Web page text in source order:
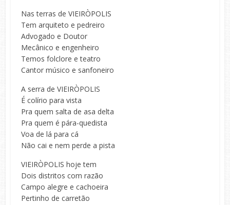
Nas terras de VIEIRÒPOLIS
Tem arquiteto e pedreiro
Advogado e Doutor
Mecânico e engenheiro
Temos folclore e teatro
Cantor músico e sanfoneiro
A serra de VIEIRÒPOLIS
É colírio para vista
Pra quem salta de asa delta
Pra quem é pára-quedista
Voa de lá para cá
Não cai e nem perde a pista
VIEIRÒPOLIS hoje tem
Dois distritos com razão
Campo alegre e cachoeira
Pertinho de carretão